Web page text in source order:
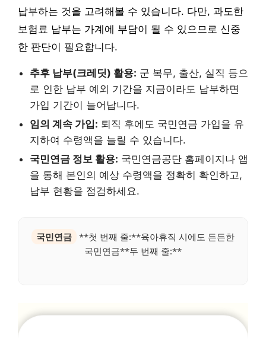
납부하는 것을 고려해볼 수 있습니다. 다만, 과도한
보험료 납부는 가계에 부담이 될 수 있으므로 신중
한 판단이 필요합니다.
추후 납부(크레딧) 활용: 군 복무, 출산, 실직 등으
로 인한 납부 예외 기간을 지금이라도 납부하면
가입 기간이 늘어납니다.
임의 계속 가입: 퇴직 후에도 국민연금 가입을 유
지하여 수령액을 늘릴 수 있습니다.
국민연금 정보 활용: 국민연금공단 홈페이지나 앱
을 통해 본인의 예상 수령액을 정확히 확인하고,
납부 현황을 점검하세요.
국민연금 **첫 번째 줄:**육아휴직 시에도 든든한
국민연금**두 번째 줄:**